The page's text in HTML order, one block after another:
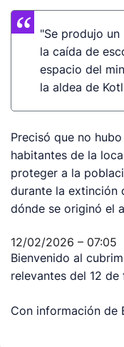
"Se produjo
la caída de
espacio del
la aldea de
Precisó que no
habitantes de la
proteger a la
durante la extinción
dónde se originó el
12/02/2026 – 07:05
Bienvenido al
relevantes del 12
Con información de